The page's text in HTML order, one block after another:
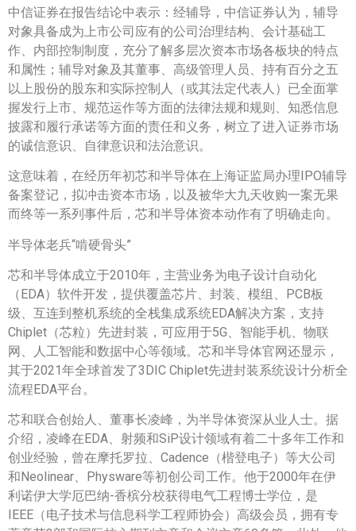
中信证券在报告结论中表示：经辅导，中信证券认为，辅导
对象具备成为上市公司应有的公司治理结构、会计基础工
作、内部控制制度，充分了解多层次资本市场各板块的特点
和属性；辅导对象及其董事、高级管理人员、持有百分之五
以上股份的股东和实际控制人（或其法定代表人）已全面掌
握发行上市、规范运作等方面的法律法规和规则、知悉信息
披露和履行承诺等方面的责任和义务，树立了进入证券市场
的诚信意识、自律意识和法治意识。
这意味着，在经历年初芯和半导体在上海证监局办理IPO辅导
备案登记，拟冲击资本市场，以及被华大九天收购一案无果
而终等一系列事件后，芯和半导体资本动作有了明确走向。
半导体老兵“啃硬骨头”
芯和半导体成立于2010年，主营业务为电子设计自动化
（EDA）软件开发，提供覆盖芯片、封装、模组、PCB板
级、互连到整机系统的全栈集成系统EDA解决方案，支持
Chiplet（芯粒）先进封装，可应用于5G、智能手机、物联
网、人工智能和数据中心等领域。芯和半导体官网还显示，
其于2021年全球首发了3DIC Chiplet先进封装系统设计分析全
流程EDA平台。
芯和联合创始人、董事长凌峰，为半导体资深从业人士。据
介绍，凌峰在EDA、射频和SiP设计领域有着二十多年工作和
创业经验，曾在摩托罗拉、Cadence（楷登电子）等大公司
和Neolinear、Physware等初创公司工作。他于2000年在伊
利诺伊大学厄巴纳-香槟分校获得电气工程博士学位，是
IEEE（电子技术与信息科学工程师协会）高级会员，拥有专